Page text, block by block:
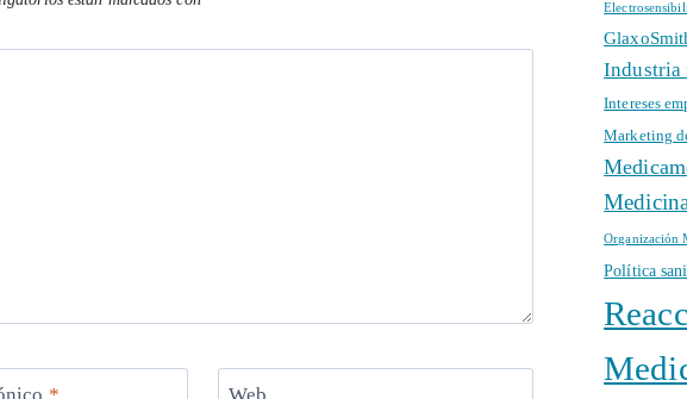
* Web
Industria
Intereses
Marketing
Organización
Política